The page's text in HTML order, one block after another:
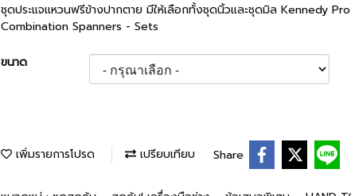
ชุดประแจแหวนฟรีข้างปากตาย มีให้เลือกทั้งชุดนิ้วและชุดมิล Kennedy
Combination Spanners - Sets
ขนาด
เพิ่มรายการโปรด เปรียบเทียบ Share